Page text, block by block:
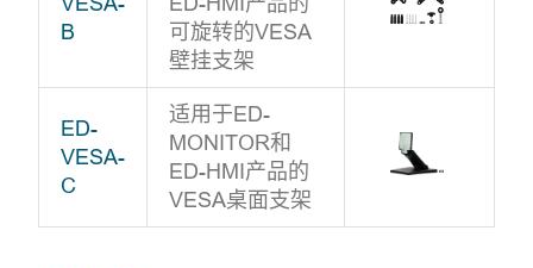
B
可旋转的VESA
壁挂支架
ED-
VESA-
C
适用于ED-
MONITOR和
ED-HMI产品的
VESA桌面支架